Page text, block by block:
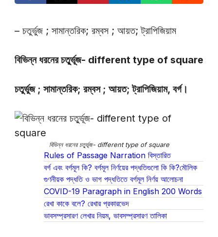
– চতুর্ভুজ ; সামান্তরিক; রম্বস ; আয়ত; ট্রাপিজিয়াম
বিভিন্ন ধরনের চতু্র্ভূজ- different type of square
চতুর্ভুজ ; সামান্তরিক; রম্বস ; আয়ত; ট্রাপিজিয়াম, বর্গ।
বিভিন্ন ধরনের চতু্র্ভূজ- different type of square
Rules of Passage Narration বিস্তারিত
বর্গ এবং বর্গমূল কি? বর্গমূল নির্ণয়ের পদ্ধতিগুলো কি কি?মৌলিক
গুণনীয়ক পদ্ধতি ও ভাগ পদ্ধতিতে বর্গমূল নির্ণয় আলোচনা
COVID-19 Paragraph in English 200 Words
রেখা কাকে বলে? রেখার প্রকারভেদ
ভাবসম্প্রসারণ লেখার নিয়ম, ভাবসম্প্রসারণ তালিকা